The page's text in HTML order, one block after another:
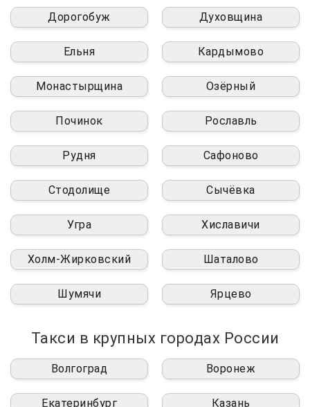
Дорогобуж Духовщина
Ельня Кардымово
Монастырщина Озёрный
Починок Рославль
Рудня Сафоново
Стодолище Сычёвка
Угра Хиславичи
Холм-Жирковский Шаталово
Шумячи Ярцево
Такси в крупных городах России
Волгоград Воронеж
Екатеринбург Казань